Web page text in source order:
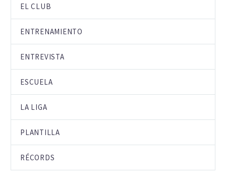
EL CLUB
ENTRENAMIENTO
ENTREVISTA
ESCUELA
LA LIGA
PLANTILLA
RÉCORDS